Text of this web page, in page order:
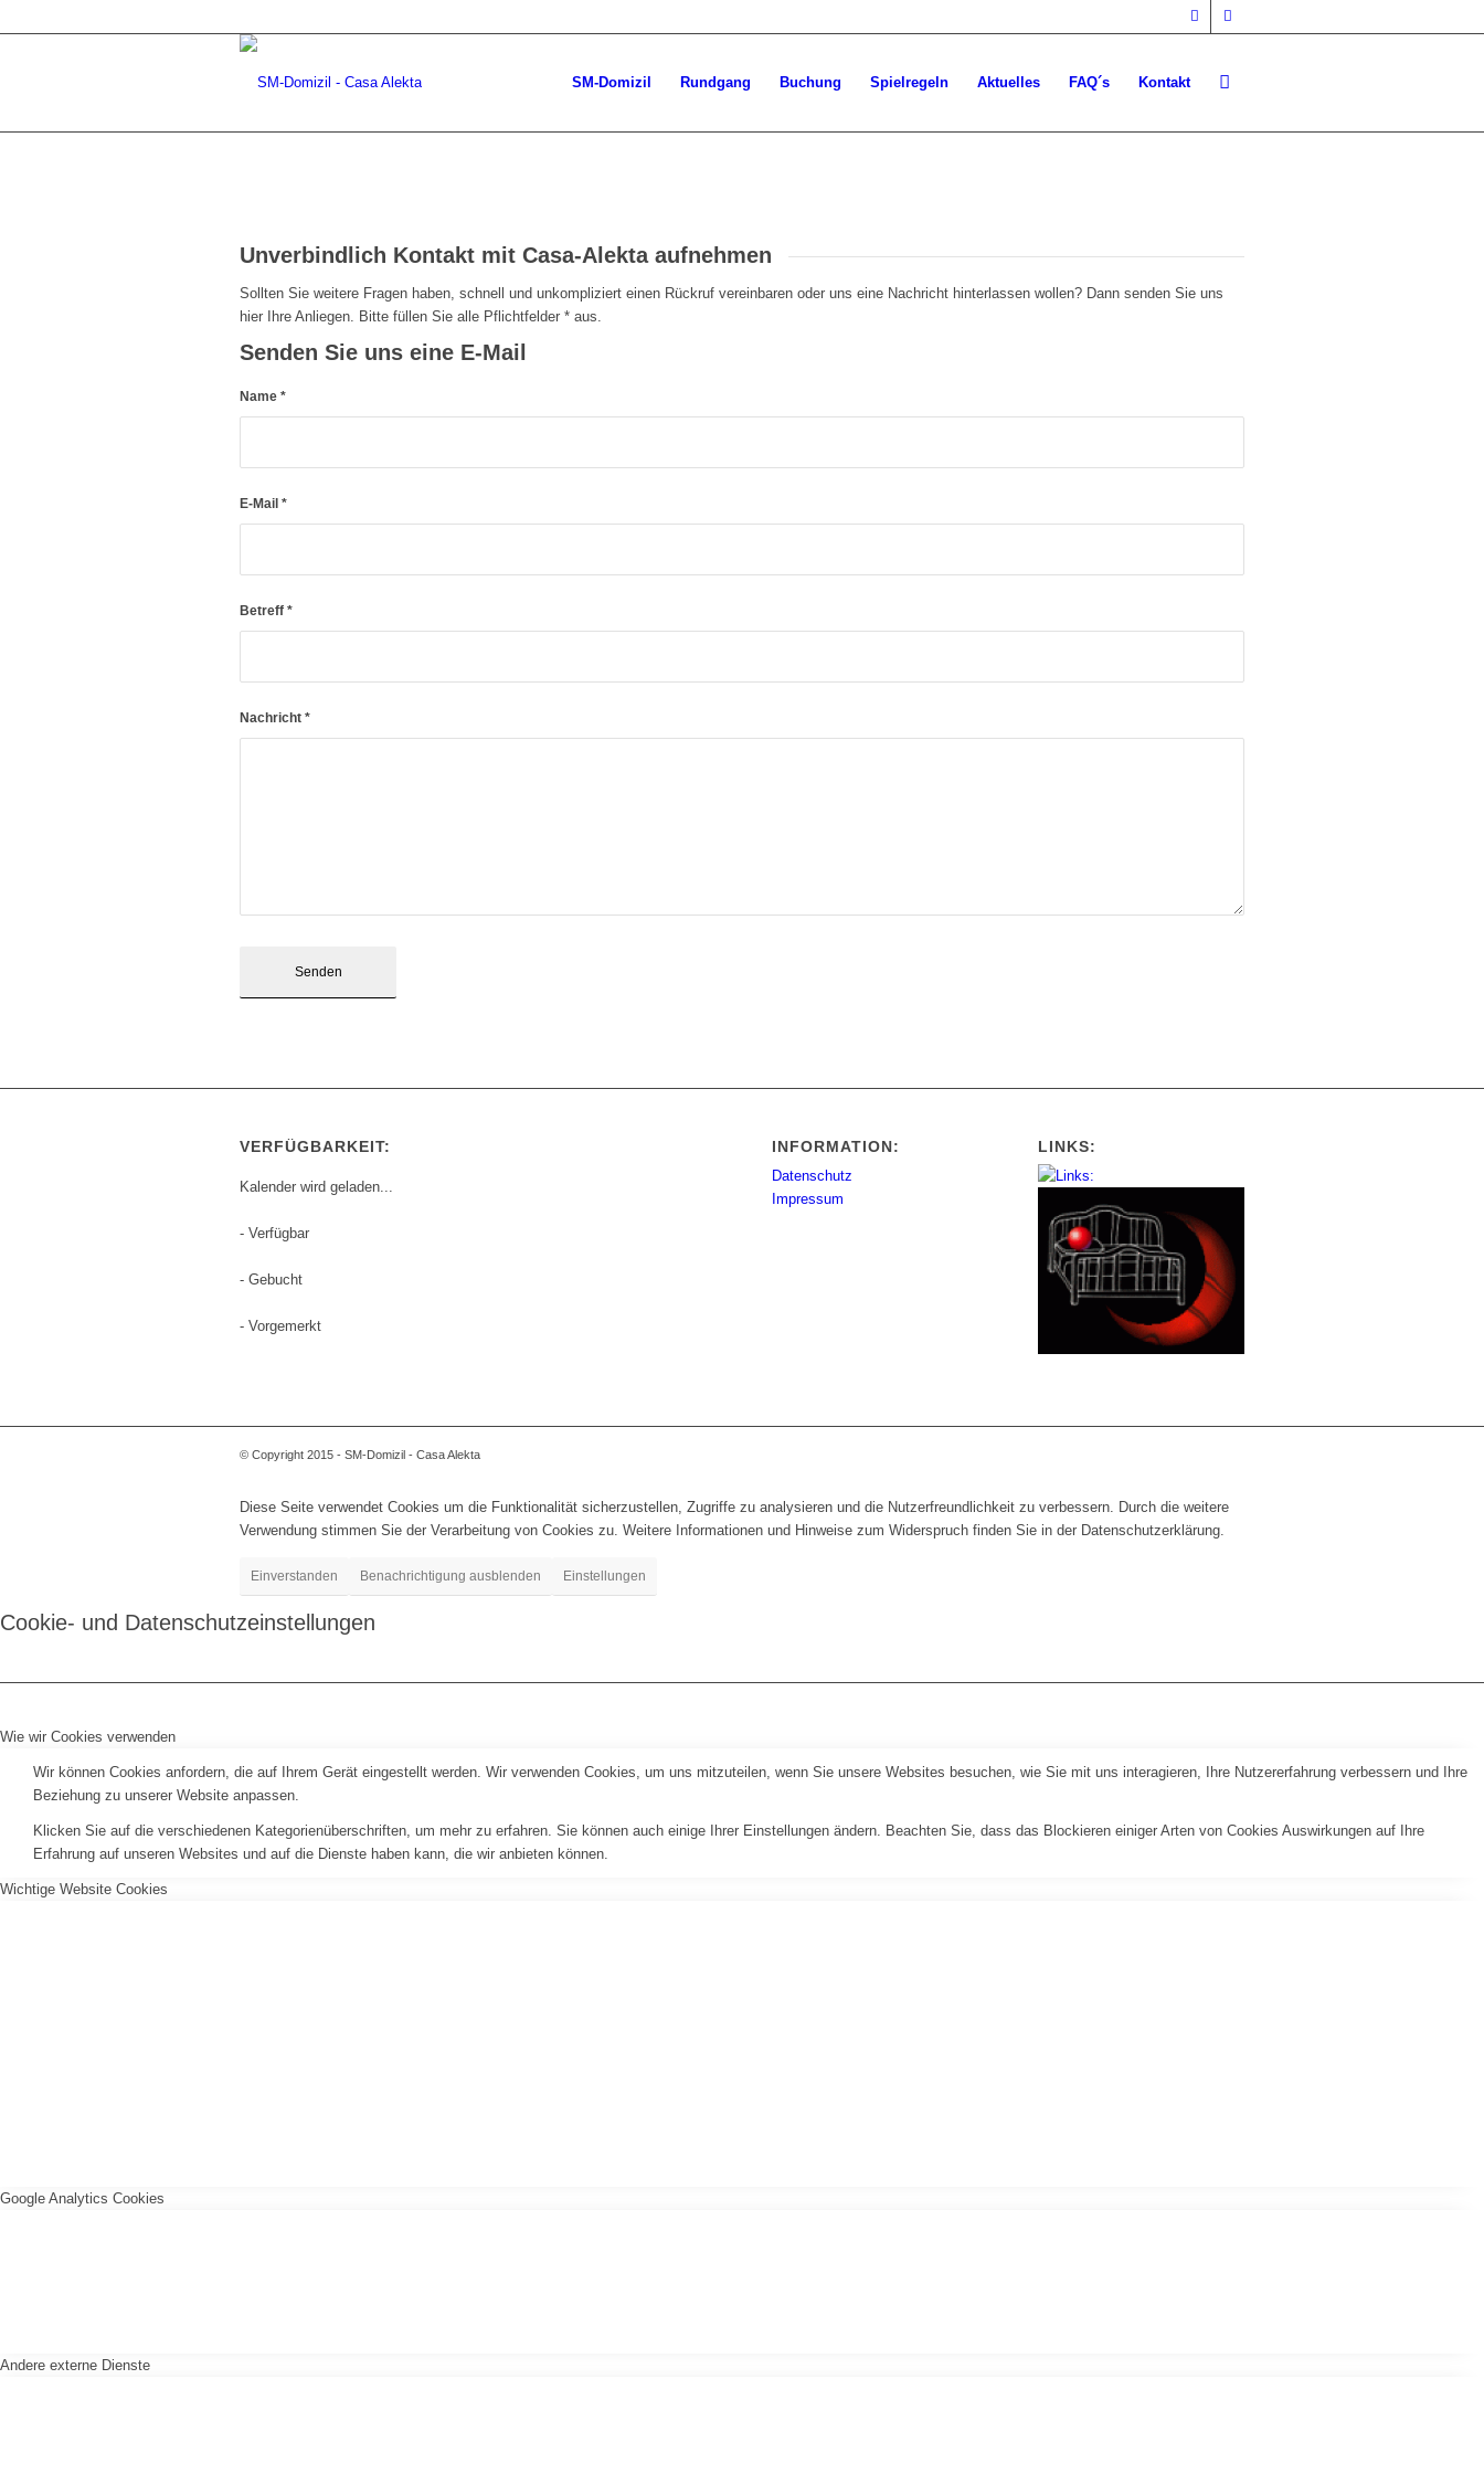
SM-Domizil Rundgang Buchung Spielregeln Aktuelles FAQ´s Kontakt
Unverbindlich Kontakt mit Casa-Alekta aufnehmen
Sollten Sie weitere Fragen haben, schnell und unkompliziert einen Rückruf vereinbaren oder uns eine Nachricht hinterlassen wollen? Dann senden Sie uns
hier Ihre Anliegen. Bitte füllen Sie alle Pflichtfelder * aus.
Senden Sie uns eine E-Mail
Name *
E-Mail *
Betreff *
Nachricht *
VERFÜGBARKEIT:
Kalender wird geladen...
- Verfügbar
- Gebucht
- Vorgemerkt
INFORMATION:
Datenschutz
Impressum
LINKS:
© Copyright 2015 - SM-Domizil - Casa Alekta
Diese Seite verwendet Cookies um die Funktionalität sicherzustellen, Zugriffe zu analysieren und die Nutzerfreundlichkeit zu verbessern. Durch die weitere
Verwendung stimmen Sie der Verarbeitung von Cookies zu. Weitere Informationen und Hinweise zum Widerspruch finden Sie in der Datenschutzerklärung.
Einverstanden Benachrichtigung ausblenden Einstellungen
Cookie- und Datenschutzeinstellungen
Wie wir Cookies verwenden
Wir können Cookies anfordern, die auf Ihrem Gerät eingestellt werden. Wir verwenden Cookies, um uns mitzuteilen, wenn Sie unsere Websites besuchen, wie Sie mit uns interagieren, Ihre Nutzererfahrung verbessern und Ihre
Beziehung zu unserer Website anpassen.
Klicken Sie auf die verschiedenen Kategorienüberschriften, um mehr zu erfahren. Sie können auch einige Ihrer Einstellungen ändern. Beachten Sie, dass das Blockieren einiger Arten von Cookies Auswirkungen auf Ihre
Erfahrung auf unseren Websites und auf die Dienste haben kann, die wir anbieten können.
Wichtige Website Cookies
Google Analytics Cookies
Andere externe Dienste